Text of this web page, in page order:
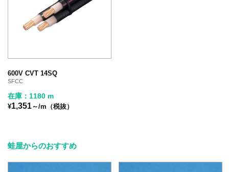
600V CVT 14SQ
SFCC
在庫：1180 m
¥1,351～/m（税抜）
蛙屋からのおすすめ